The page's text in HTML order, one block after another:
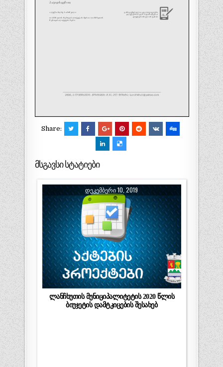
Share:
მსგავსი სტატიები
ᲓᲔᲙᲔᲛᲑᲔᲠᲘ 10, 2019
ლანჩხუთის მუნიციპალიტეტის 2020 წლის
ბიუჯეტის დამტკიცების შესახებ